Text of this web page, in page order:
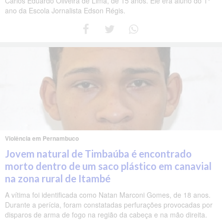
ano da Escola Jornalista Edson Régis.
Violência em Pernambuco
Jovem natural de Timbaúba é encontrado
morto dentro de um saco plástico em canavial
na zona rural de Itambé
A vítima foi identificada como Natan Marconi Gomes, de 18 anos.
Durante a perícia, foram constatadas perfurações provocadas por
disparos de arma de fogo na região da cabeça e na mão direita.